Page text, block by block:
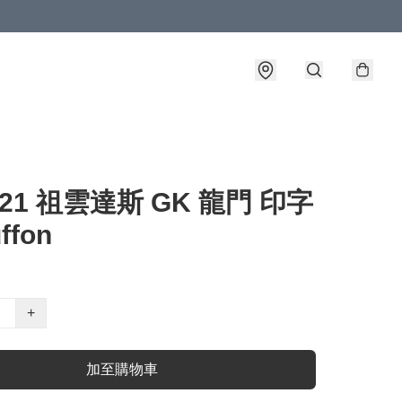
祖雲達斯 GK 龍門 印字
+
加至購物車